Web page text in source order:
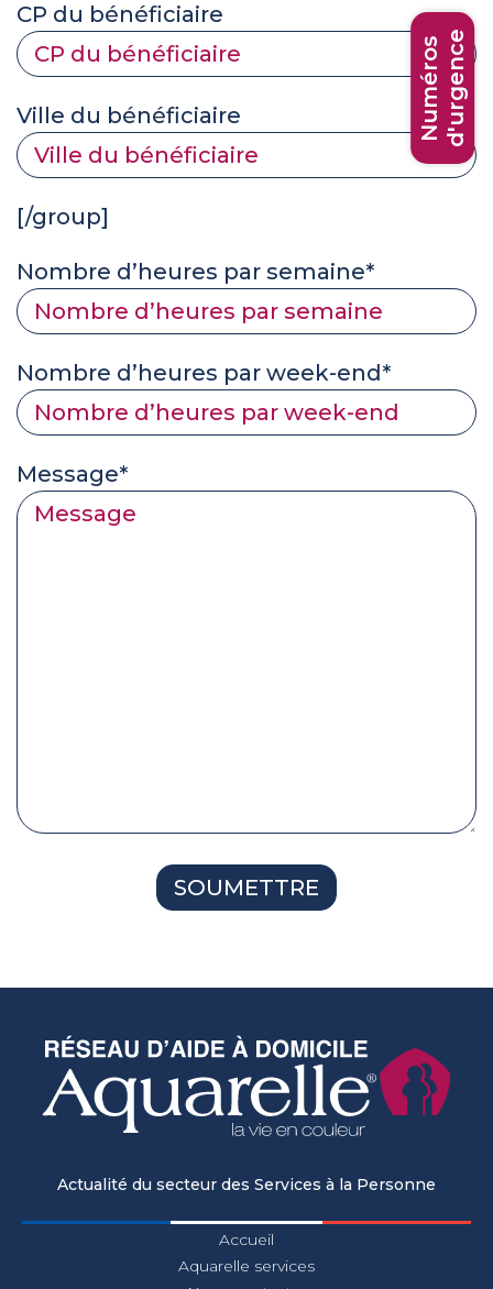
Numérosd'urgence
CP du bénéficiaire
Ville du bénéficiaire
[/group]
Nombre d’heures par semaine*
Nombre d’heures par week-end*
Message*
Actualité du secteur des Services à la Personne
Accueil
Aquarelle services